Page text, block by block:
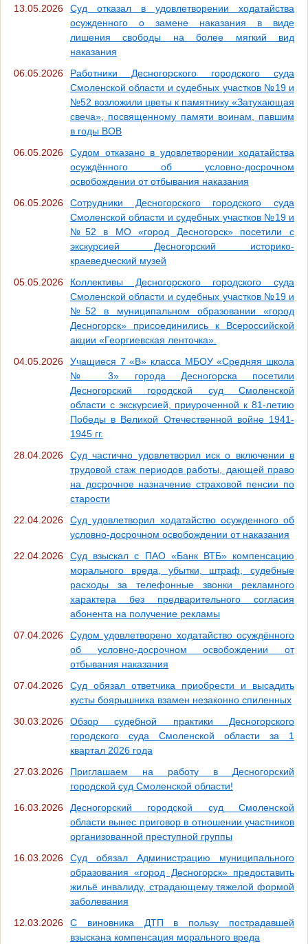
13.05.2026
Суд отказал в удовлетворении ходатайства
осужденного о замене наказания в виде
лишения свободы на более мягкий вид
наказания
06.05.2026
Работники Десногорского городского суда
Смоленской области и судебных участков №19 и
№52 возложили цветы к памятнику «Затухающая
свеча», посвященному памяти воинам, павшим
в годы ВОВ
06.05.2026
Судом отказано в удовлетворении ходатайства
осуждённого об условно-досрочном
освобождении от отбывания наказания
06.05.2026
Сотрудники Десногорского городского суда
Смоленской области и судебных участков №19 и
№52 в МО «город Десногорск» посетили с
экскурсией Десногорский историко-
краеведческий музей
05.05.2026
Коллективы Десногорского городского суда
Смоленской области и судебных участков №19 и
№52 в муниципальном образовании «город
Десногорск» присоединились к Всероссийской
акции «Георгиевская ленточка».
04.05.2026
Учащиеся 7 «В» класса МБОУ «Средняя школа
№ 3» города Десногорска посетили
Десногорский городской суд Смоленской
области с экскурсией, приуроченной к 81-летию
Победы в Великой Отечественной войне 1941-
1945 гг.
28.04.2026
Суд частично удовлетворил иск о включении в
трудовой стаж периодов работы, дающей право
на досрочное назначение страховой пенсии по
старости
22.04.2026
Суд удовлетворил ходатайство осужденного об
условно-досрочном освобождении от наказания
22.04.2026
Суд взыскал с ПАО «Банк ВТБ» компенсацию
морального вреда, убытки, штраф, судебные
расходы за телефонные звонки рекламного
характера без предварительного согласия
абонента на получение рекламы
07.04.2026
Судом удовлетворено ходатайство осуждённого
об условно-досрочном освобождении от
отбывания наказания
07.04.2026
Суд обязал ответчика приобрести и высадить
кусты боярышника взамен незаконно спиленных
30.03.2026
Обзор судебной практики Десногорского
городского суда Смоленской области за 1
квартал 2026 года
27.03.2026
Приглашаем на работу в Десногорский
городской суд Смоленской области!
16.03.2026
Десногорский городской суд Смоленской
области вынес приговор в отношении участников
организованной преступной группы
16.03.2026
Суд обязал Администрацию муниципального
образования «город Десногорск» предоставить
жильё инвалиду, страдающему тяжелой формой
заболевания
12.03.2026
С виновника ДТП в пользу пострадавшей
взыскана компенсация морального вреда